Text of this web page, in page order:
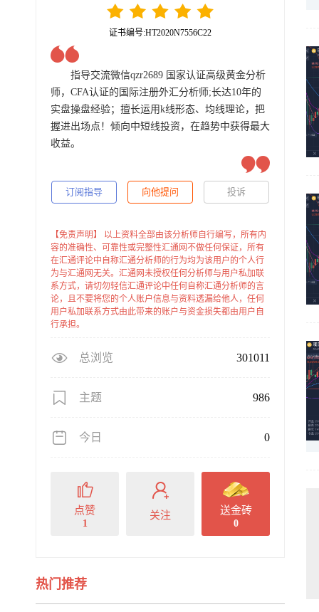
证书编号:HT2020N7556C22
指导交流微信qzr2689 国家认证高级黄金分析
师，CFA认证的国际注册外汇分析师;长达10年的
实盘操盘经验；擅长运用k线形态、均线理论，把
握进出场点！倾向中短线投资，在趋势中获得最大
收益。
订阅指导 向他提问 投诉
【免责声明】 以上资料全部由该分析师自行编写，所有内
容的准确性、可靠性或完整性汇通网不做任何保证，所有
在汇通评论中自称汇通分析师的行为均为该用户的个人行
为与汇通网无关。汇通网未授权任何分析师与用户私加联
系方式，请切勿轻信汇通评论中任何自称汇通分析师的言
论，且不要将您的个人账户信息与资料透漏给他人，任何
用户私加联系方式由此带来的账户与资金损失都由用户自
行承担。
总浏览 301011
主题 986
今日 0
点赞
1
关注 送金砖
0
热门推荐